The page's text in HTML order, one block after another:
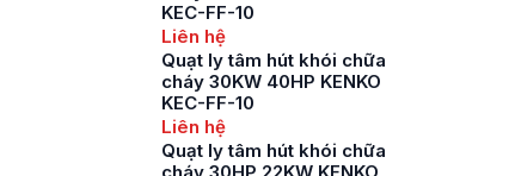
KEC-FF-10
Liên hệ
Quạt ly tâm hút khói chữa
cháy 30KW 40HP KENKO
KEC-FF-10
Liên hệ
Quạt ly tâm hút khói chữa